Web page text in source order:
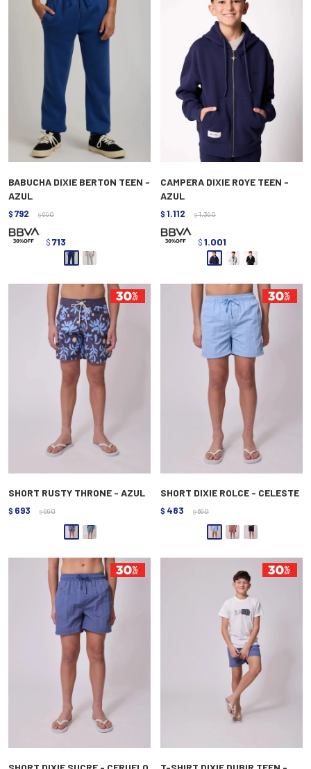
BABUCHA DIXIE BERTON TEEN -
AZUL
$ 792 $ 990
$ 713
CAMPERA DIXIE ROYE TEEN -
AZUL
$ 1.112 $ 1.390
$ 1.001
SHORT RUSTY THRONE - AZUL
$ 693 $ 990
SHORT DIXIE ROLCE - CELESTE
$ 483 $ 690